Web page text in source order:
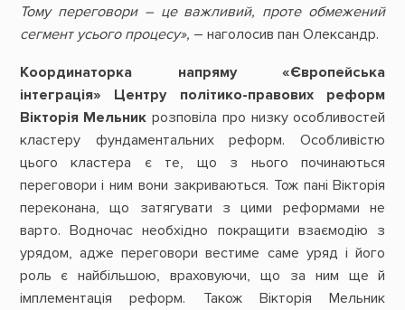
Тому переговори – це важливий, проте обмежений
сегмент усього процесу», – наголосив пан Олександр.
Координаторка напряму «Європейська
інтеграція» Центру політико-правових реформ
Вікторія Мельник розповіла про низку особливостей
кластеру фундаментальних реформ. Особливістю
цього кластера є те, що з нього починаються
переговори і ним вони закриваються. Тож пані Вікторія
переконана, що затягувати з цими реформами не
варто. Водночас необхідно покращити взаємодію з
урядом, адже переговори вестиме саме уряд і його
роль є найбільшою, враховуючи, що за ним ще й
імплементація реформ. Також Вікторія Мельник